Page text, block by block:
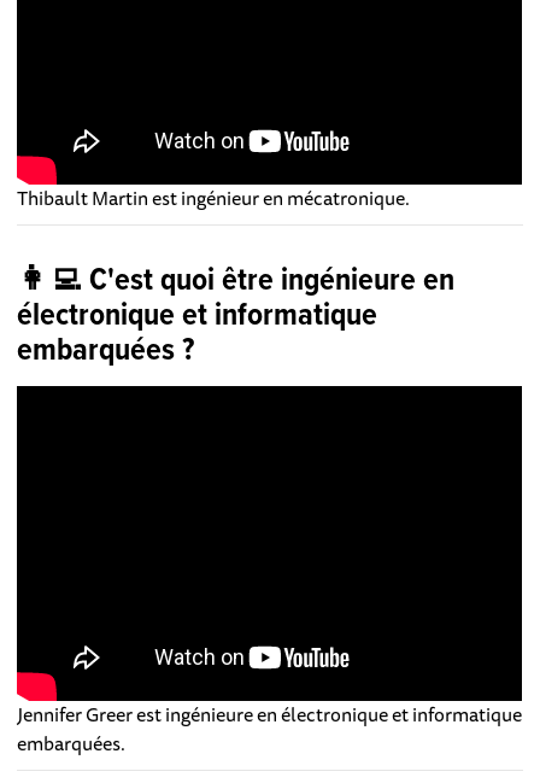
Thibault Martin est ingénieur en mécatronique.
👩‍💻 C'est quoi être ingénieure en
électronique et informatique
embarquées ?
Jennifer Greer est ingénieure en électronique et informatique
embarquées.